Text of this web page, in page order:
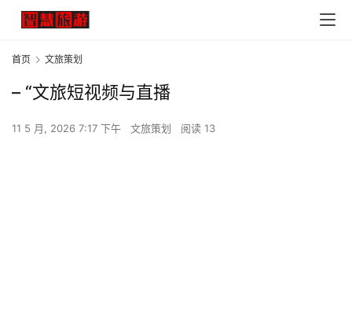
首页 文旅策划
– “文旅短视频与直播
11 5 月, 2026 7:17 下午 文旅策划 阅读 13